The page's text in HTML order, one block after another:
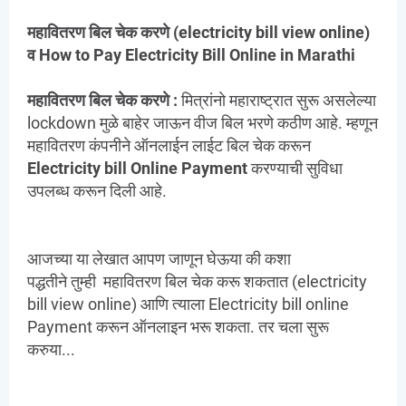
महावितरण बिल चेक करणे (electricity bill view online)
व How to Pay Electricity Bill Online in Marathi
महावितरण बिल चेक करणे :मित्रांनो महाराष्ट्रात सुरू असलेल्या
lockdown मुळे बाहेर जाऊन वीज बिल भरणे कठीण आहे. म्हणून
महावितरण कंपनीने ऑनलाईन लाईट बिल चेक करून
Electricity bill Online Paymentकरण्याची सुविधा
उपलब्ध करून दिली आहे.
आजच्या या लेखात आपण जाणून घेऊया की कशा
पद्धतीनेतुम्ही महावितरण बिल चेक करू शकतात (electricity
bill view online) आणि त्याला Electricity bill online
Payment करून ऑनलाइन भरू शकता. तर चला सुरू
करुया...